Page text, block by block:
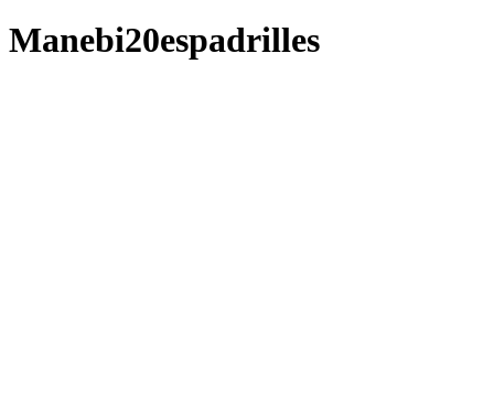
Manebi20espadrilles